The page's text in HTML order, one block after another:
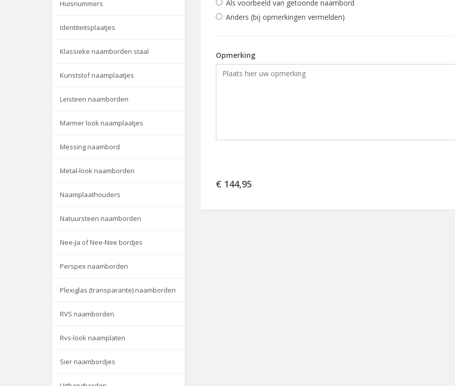
Huisnummers
Identiteitsplaatjes
Klassieke naamborden staal
Kunststof naamplaatjes
Leisteen naamborden
Marmer look naamplaatjes
Messing naambord
Metal-look naamborden
Naamplaathouders
Natuursteen naamborden
Nee-Ja of Nee-Nee bordjes
Perspex naamborden
Plexiglas (transparante) naamborden
RVS naamborden
Rvs-look naamplaten
Sier naambordjes
Als voorbeeld van getoonde naambord
Anders (bij opmerkingen vermelden)
Opmerking
€ 144,95